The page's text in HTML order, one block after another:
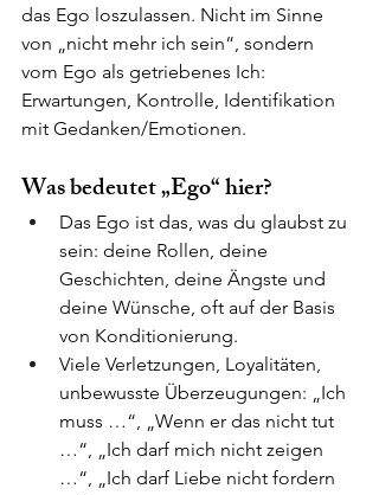
das Ego loszulassen. Nicht im Sinne
von „nicht mehr ich sein“, sondern
vom Ego als getriebenes Ich:
Erwartungen, Kontrolle, Identifikation
mit Gedanken/Emotionen.
Was bedeutet „Ego“ hier?
Das Ego ist das, was du glaubst zu
sein: deine Rollen, deine
Geschichten, deine Ängste und
deine Wünsche, oft auf der Basis
von Konditionierung.
Viele Verletzungen, Loyalitäten,
unbewusste Überzeugungen: „Ich
muss …“, „Wenn er das nicht tut
…“, „Ich darf mich nicht zeigen
…“, „Ich darf Liebe nicht fordern